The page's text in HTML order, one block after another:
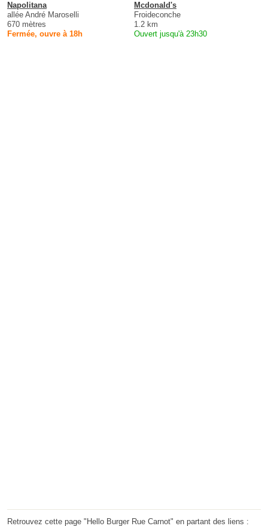
Napolitana
allée André Maroselli
670 mètres
Fermée, ouvre à 18h
Mcdonald's
Froideconche
1.2 km
Ouvert jusqu'à 23h30
Retrouvez cette page "Hello Burger Rue Carnot" en partant des liens :